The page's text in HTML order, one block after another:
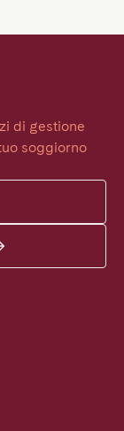
di gestione
soggiorno